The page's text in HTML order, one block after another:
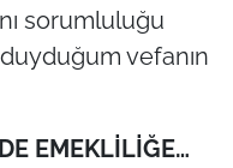
sorumluluğu
vefanın
EMEKLİLİĞE…